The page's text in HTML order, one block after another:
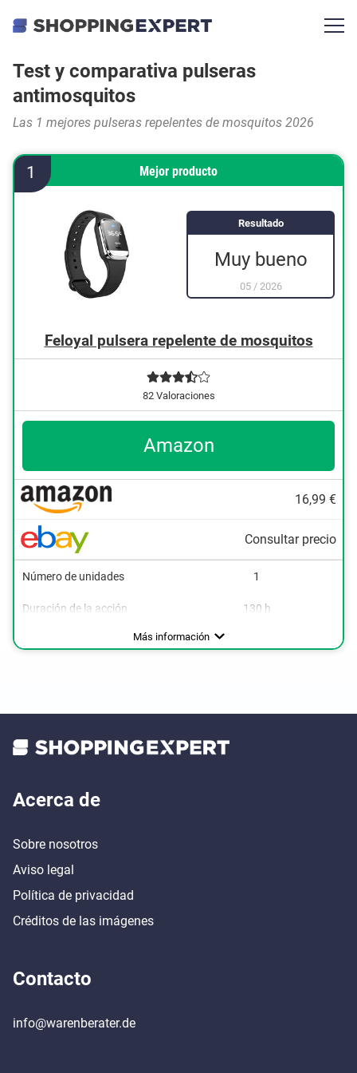
Test y comparativa pulseras
antimosquitos
Las 1 mejores pulseras repelentes de mosquitos 2026
1 Mejor producto
Resultado
Muy bueno
05/ 2026
Feloyal pulsera repelente de mosquitos
82 Valoraciones
Amazon
16,99 €
Consultar precio
Número de unidades 1
Duración de la acción
130 h
Material resistente al agua
Más información
Acerca de
Sobre nosotros
Aviso legal
Política de privacidad
Créditos de las imágenes
Contacto
info@warenberater.de